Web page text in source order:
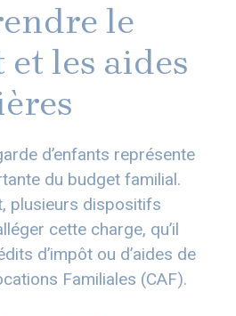
le
et les aides
d’enfants représente
du budget familial.
plusieurs dispositifs
cette charge, qu’il
d’impôt ou d’aides de
Familiales (CAF).